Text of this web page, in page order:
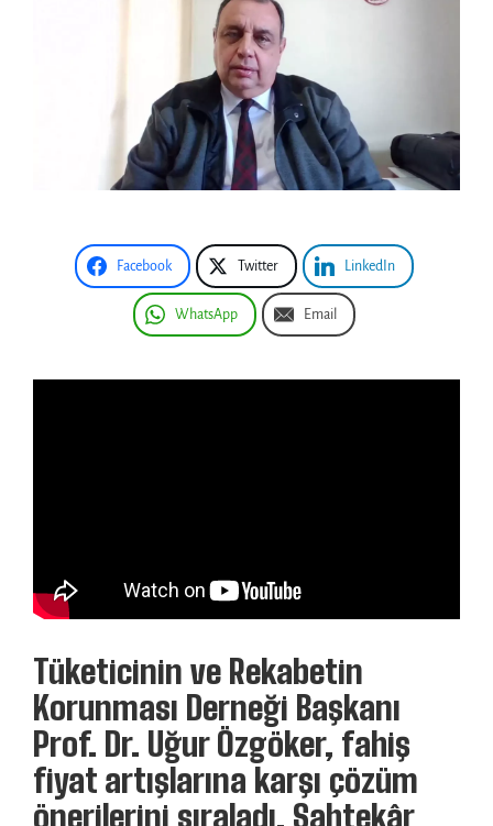
Facebook Twitter LinkedIn
WhatsApp Email
Tüketicinin ve Rekabetin
Korunması Derneği Başkanı
Prof. Dr. Uğur Özgöker, fahiş
fiyat artışlarına karşı çözüm
önerilerini sıraladı. Sahtekâr